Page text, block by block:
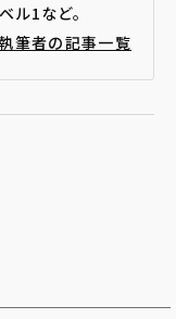
1など。
筆者の記事一覧